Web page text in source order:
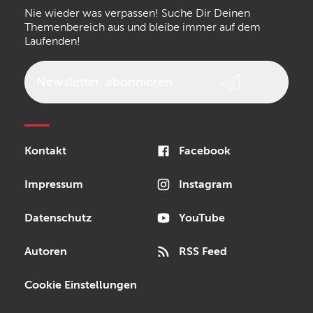
Walrus Audio Epiphone
Nie wieder was verpassen! Suche Dir Deinen
Themenbereich aus und bleibe immer auf dem
Laufenden!
Kontakt
Impressum
Datenschutz
Autoren
Cookie Einstellungen
Facebook
Instagram
YouTube
RSS Feed